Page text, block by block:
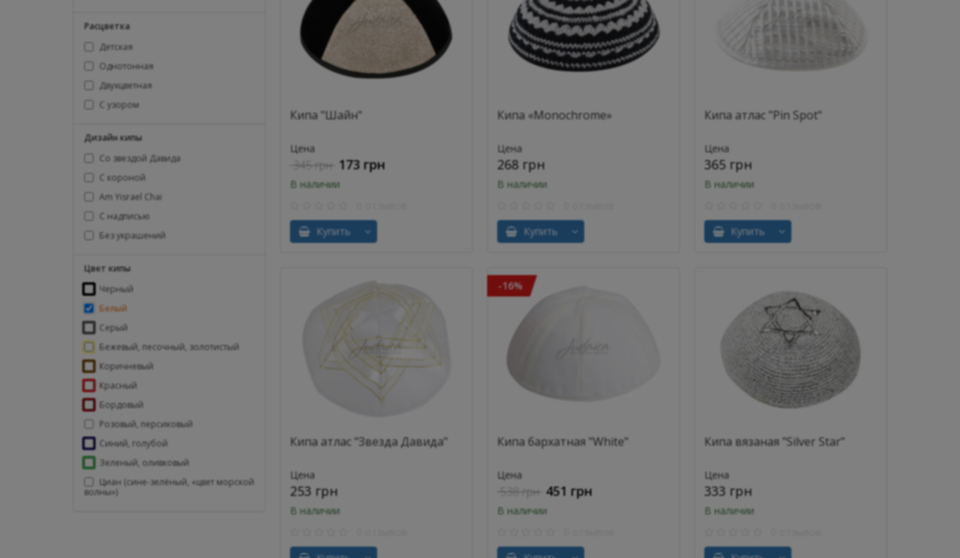
Расцветка
Детская
Однотонная
Двухцветная
С узором
Дизайн кипы
Со звездой Давида
С короной
Am Yisrael Chai
С надписью
Без украшений
Цвет кипы
Черный
Белый
Серый
Бежевый, песочный, золотистый
Коричневый
Красный
Бордовый
Розовый, персиковый
Синий, голубой
Зеленый, оливковый
Циан (сине-зелёный, «цвет морской
волны»)
Кипа "Шайн"
Цена
345 грн 173 грн
В наличии
Купить
Кипа «Monochrome»
Цена
268 грн
В наличии
Купить
Кипа атлас "Pin Spot"
Цена
365 грн
В наличии
Купить
Кипа атлас "Звезда Давида"
Цена
253 грн
В наличии
-16%
Кипа бархатная "White"
Цена
538 грн 451 грн
В наличии
Кипа вязаная "Silver Star"
Цена
333 грн
В наличии